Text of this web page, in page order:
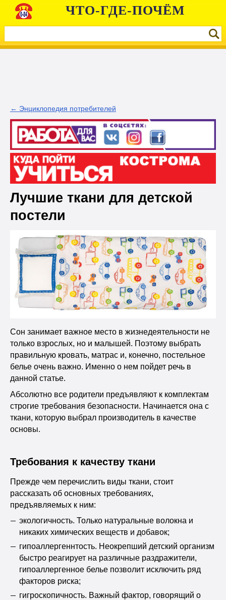
ЧТО-ГДЕ-ПОЧЁМ
← Энциклопедия потребителей
Лучшие ткани для детской
постели
Сон занимает важное место в жизнедеятельности не
только взрослых, но и малышей. Поэтому выбрать
правильную кровать, матрас и, конечно, постельное
белье очень важно. Именно о нем пойдет речь в
данной статье.
Абсолютно все родители предъявляют к комплектам
строгие требования безопасности. Начинается она с
ткани, которую выбрал производитель в качестве
основы.
Требования к качеству ткани
Прежде чем перечислить виды ткани, стоит
рассказать об основных требованиях,
предъявляемых к ним:
экологичность. Только натуральные волокна и
никаких химических веществ и добавок;
гипоаллергеннтость. Неокрепший детский организм
быстро реагирует на различные раздражители,
гипоаллергенное белье позволит исключить ряд
факторов риска;
гигроскопичность. Важный фактор, говорящий о